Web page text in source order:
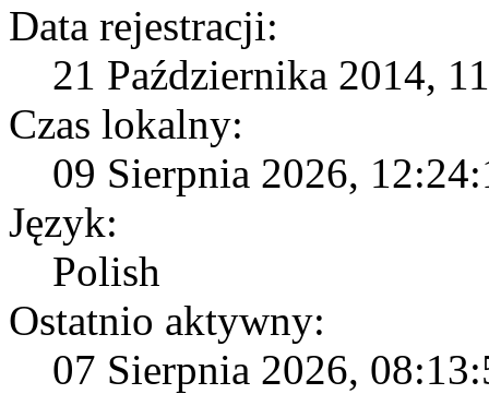
Data rejestracji:
21 Października 2014,
Czas lokalny:
09 Sierpnia 2026,
Język:
Polish
Ostatnio aktywny:
07 Sierpnia 2026,